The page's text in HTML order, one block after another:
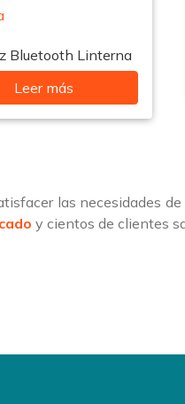
Bluetooth Linterna
Leer más
las necesidades
y cientos de clientes